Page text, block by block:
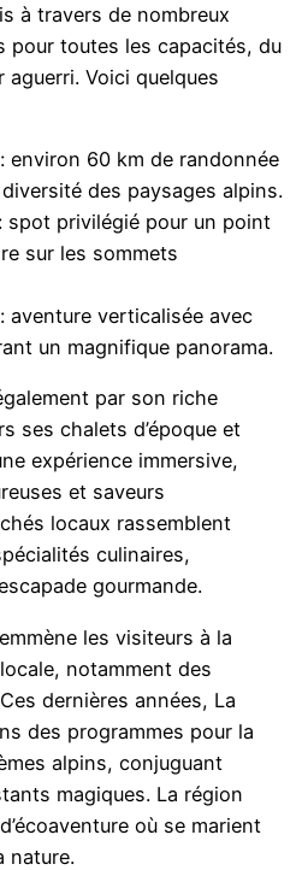
à travers de nombreux
pour toutes les capacités, du
Voici quelques
environ 60 km de randonnée
des paysages alpins.
spot privilégié pour un point
sur les sommets
aventure verticalisée avec
un magnifique panorama.
par son riche
ses chalets d’époque et
expérience immersive,
et saveurs
locaux rassemblent
culinaires,
gourmande.
les visiteurs à la
notamment des
dernières années, La
des programmes pour la
alpins, conjuguant
magiques. La région
où se marient
nature.